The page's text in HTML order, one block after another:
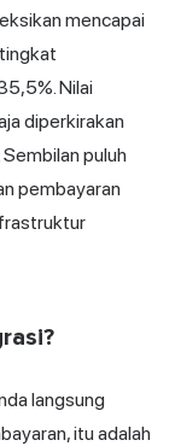
mencapai
Nilai
diperkirakan
puluh
pembayaran
langsung
itu adalah